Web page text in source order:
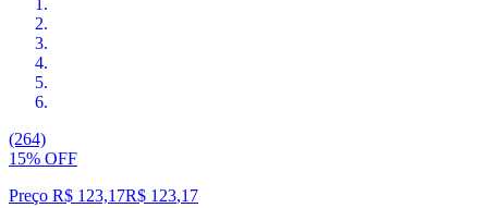
(264)
15% OFF
Preço R$ 123,17R$ 123,17